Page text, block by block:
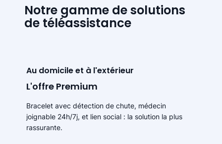
Notre gamme de solutions
de téléassistance
Au domicile et à l'extérieur
L'offre Premium
Bracelet avec détection de chute, médecin
joignable 24h/7j, et lien social : la solution la plus
rassurante.